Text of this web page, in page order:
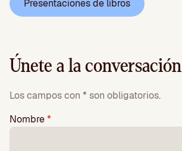
Presentaciones de libros
Únete a la conversación
Los campos con * son obligatorios.
Nombre*